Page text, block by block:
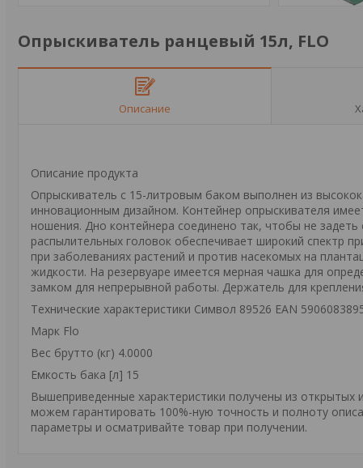
Опрыскиватель ранцевый 15л, FLO
Описание
Описание продукта
Опрыскиватель с 15-литровым баком выполнен из
инновационным дизайном. Контейнер опрыскивателя
ношения. Дно контейнера соединено так, чтобы не
распылительных головок обеспечивает широкий спектр
при заболеваниях растений и против насекомых на
жидкости. На резервуаре имеется мерная чашка для
замком для непрерывной работы. Держатель для
Технические характеристики Символ 89526 EAN
Марк Flo
Вес брутто (кг) 4.0000
Емкость бака [л] 15
Вышеприведенные характеристики получены из
можем гарантировать 100%-ную точность и полноту
параметры и осматривайте товар при получении.